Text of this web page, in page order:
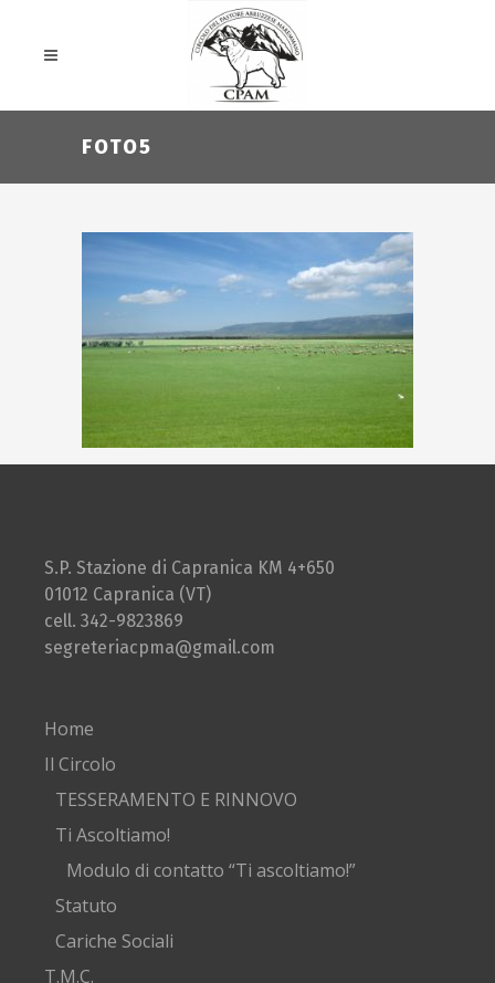
FOTO5
S.P. Stazione di Capranica KM 4+650
01012 Capranica (VT)
cell. 342-9823869
segreteriacpma@gmail.com
Home
Il Circolo
TESSERAMENTO E RINNOVO
Ti Ascoltiamo!
Modulo di contatto “Ti ascoltiamo!”
Statuto
Cariche Sociali
T.M.C.